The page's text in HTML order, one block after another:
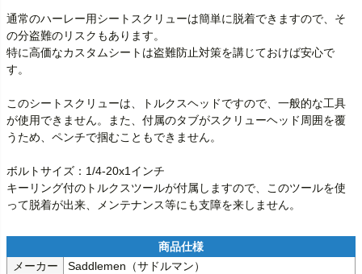
通常のハーレー用シートスクリューは簡単に脱着できますので、そ
の分盗難のリスクもあります。
特に高価なカスタムシートは盗難防止対策を講じておけば安心で
す。
このシートスクリューは、トルクスヘッドですので、一般的な工具
が使用できません。また、付属のタブがスクリューヘッド周囲を覆
うため、ペンチで掴むこともできません。
ボルトサイズ：1/4-20x1インチ
キーリング付のトルクスツールが付属しますので、このツールを使
メーカー
Saddlemen（サドルマン）